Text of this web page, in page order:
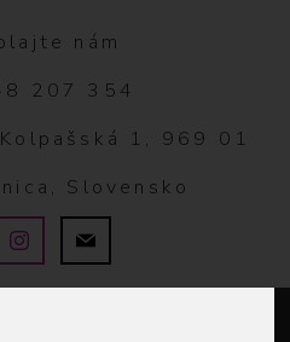
nám
207 354
1, 969 01
Slovensko